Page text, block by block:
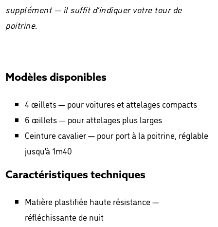
supplément — il suffit d’indiquer votre tour de
poitrine.
Modèles disponibles
4 œillets — pour voitures et attelages compacts
6 œillets — pour attelages plus larges
Ceinture cavalier — pour port à la poitrine, réglable
jusqu’à 1m40
Caractéristiques techniques
Matière plastifiée haute résistance —
réfléchissante de nuit